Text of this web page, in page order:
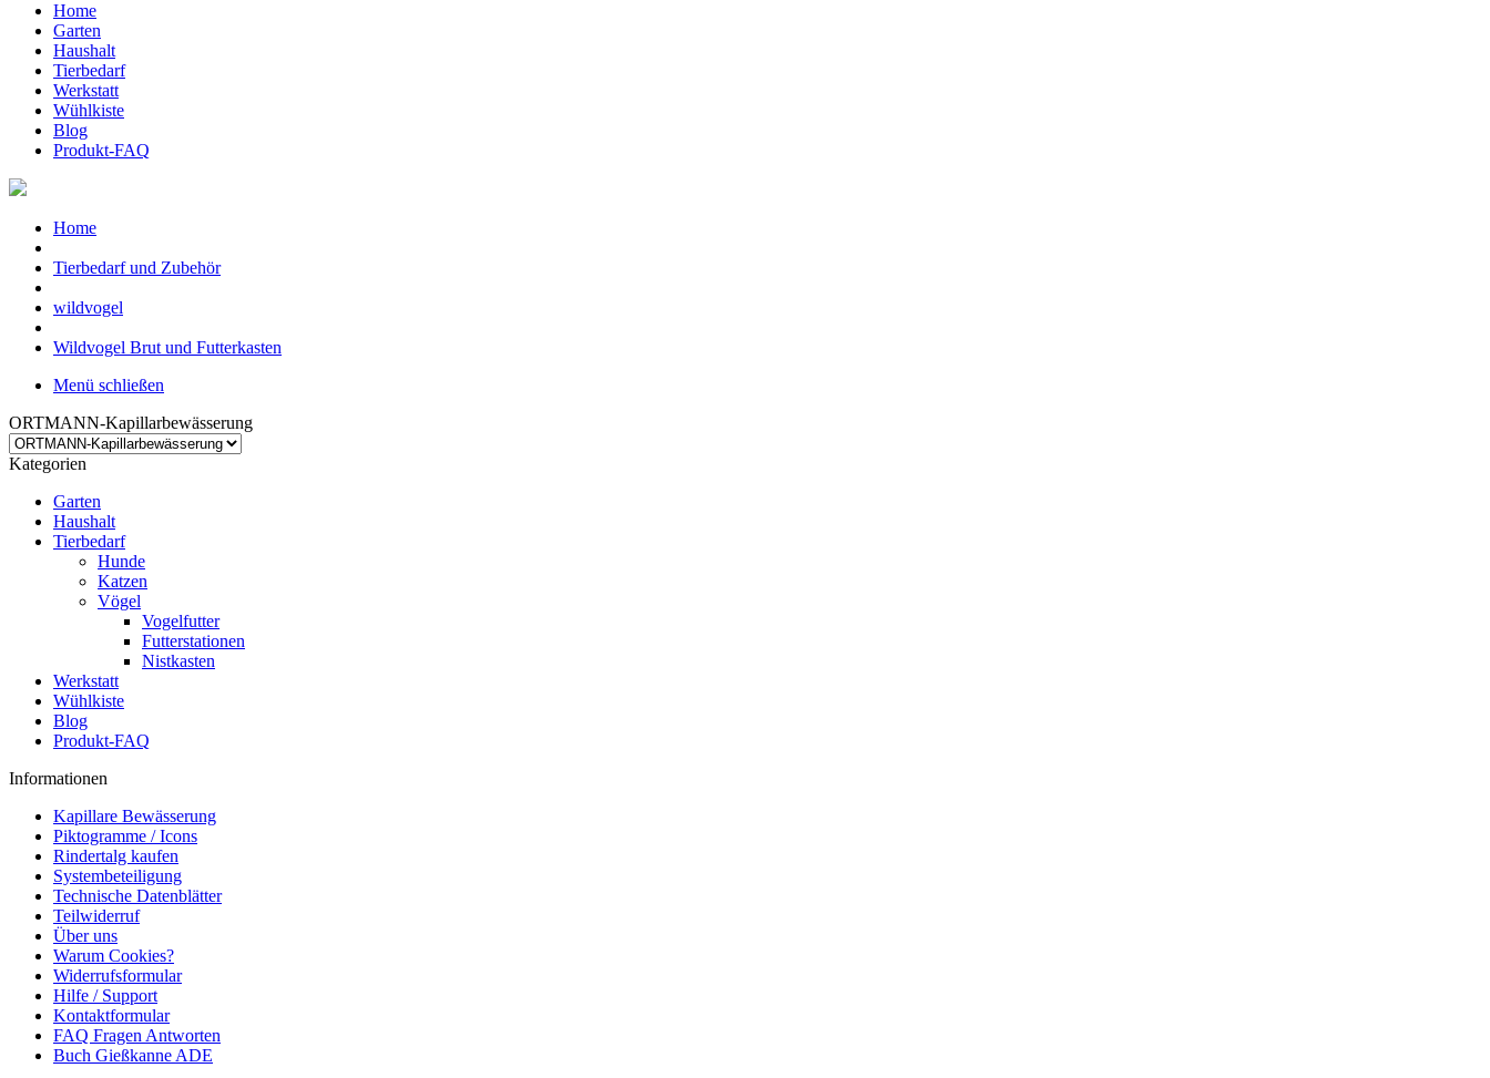
Home
Garten
Haushalt
Tierbedarf
Werkstatt
Wühlkiste
Blog
Produkt-FAQ
Home
Tierbedarf und Zubehör
wildvogel
Wildvogel Brut und Futterkasten
Menü schließen
ORTMANN-Kapillarbewässerung
Kategorien
Garten
Haushalt
Tierbedarf
Hunde
Katzen
Vögel
Vogelfutter
Futterstationen
Nistkasten
Werkstatt
Wühlkiste
Blog
Produkt-FAQ
Informationen
Kapillare Bewässerung
Piktogramme / Icons
Rindertalg kaufen
Systembeteiligung
Technische Datenblätter
Teilwiderruf
Über uns
Warum Cookies?
Widerrufsformular
Hilfe / Support
Kontaktformular
FAQ Fragen Antworten
Buch Gießkanne ADE